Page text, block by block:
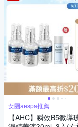
女團aespa推薦
【AHC】瞬效B5微導